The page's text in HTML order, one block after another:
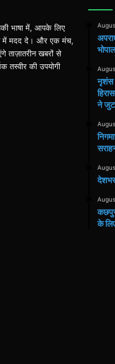
भाषा में, आपके लिए
में मदद दे। और एक मंच,
ताज़ातरीन खबरों से
तस्वीर की उपयोगी
नृशंस
ने
के